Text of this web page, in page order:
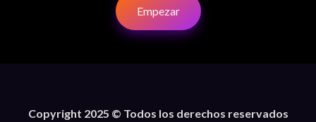
Empezar
Copyright 2025 © Todos los derechos reservados